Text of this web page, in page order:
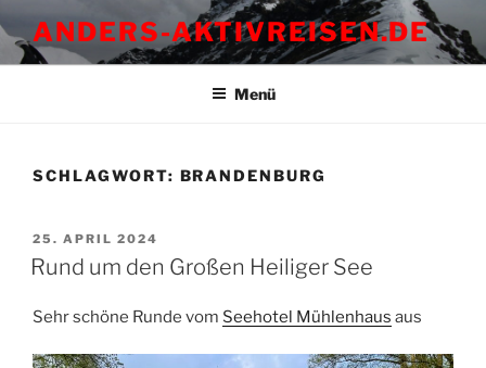
Inhalt
springen
ANDERS-AKTIVREISEN.DE
Menü
SCHLAGWORT: BRANDENBURG
VERÖFFENTLICHT
AM
25. APRIL 2024
Rund um den Großen Heiliger See
Sehr schöne Runde vom Seehotel Mühlenhaus aus